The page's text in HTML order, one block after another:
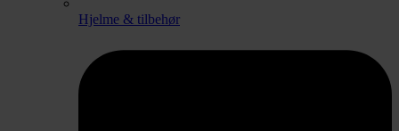
Hjelme & tilbehør